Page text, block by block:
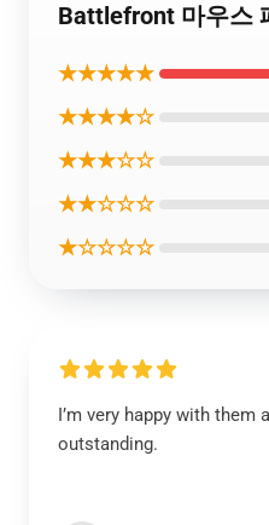
Battlefront 마우스
★★★★★
★★★★☆
★★★☆☆
★★☆☆☆
★☆☆☆☆
I’m very happy with them
outstanding.